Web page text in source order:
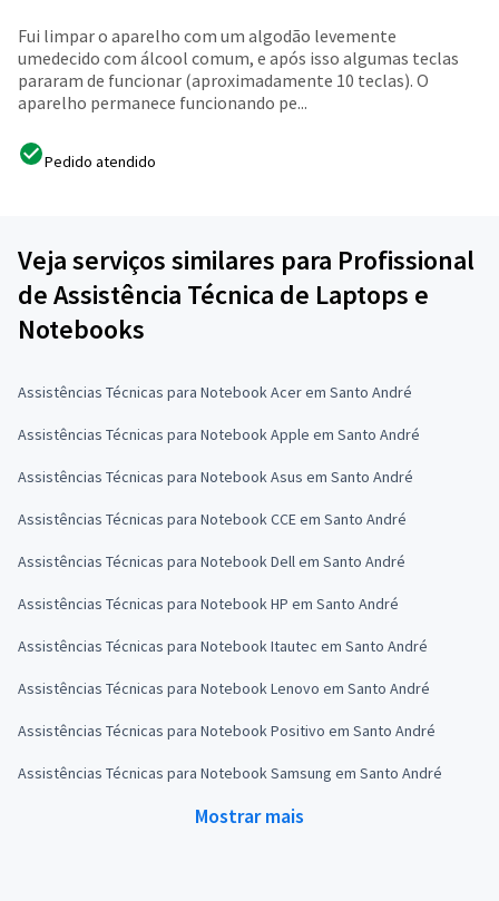
Fui limpar o aparelho com um algodão levemente
umedecido com álcool comum, e após isso algumas teclas
pararam de funcionar (aproximadamente 10 teclas). O
aparelho permanece funcionando pe...
Pedido atendido
Veja serviços similares para Profissional
de Assistência Técnica de Laptops e
Notebooks
Assistências Técnicas para Notebook Acer em Santo André
Assistências Técnicas para Notebook Apple em Santo André
Assistências Técnicas para Notebook Asus em Santo André
Assistências Técnicas para Notebook CCE em Santo André
Assistências Técnicas para Notebook Dell em Santo André
Assistências Técnicas para Notebook HP em Santo André
Assistências Técnicas para Notebook Itautec em Santo André
Assistências Técnicas para Notebook Lenovo em Santo André
Assistências Técnicas para Notebook Positivo em Santo André
Assistências Técnicas para Notebook Samsung em Santo André
Mostrar mais